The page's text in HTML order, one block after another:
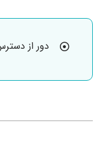
دور از